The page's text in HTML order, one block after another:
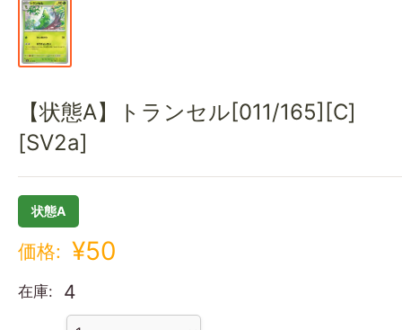
【状態A】トランセル[011/165][C]
[SV2a]
状態A
価格: ¥50
在庫: 4